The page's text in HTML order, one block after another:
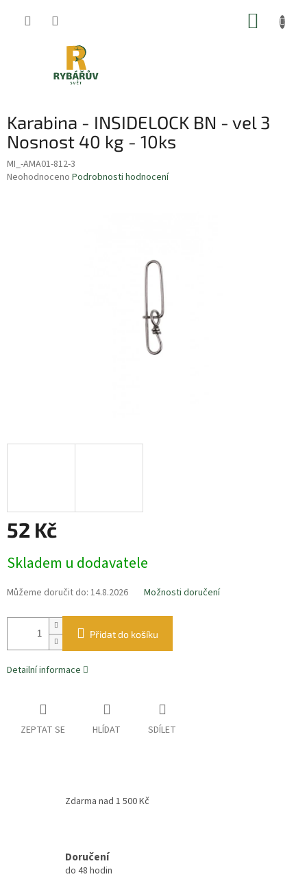
Karabina - INSIDELOCK BN - vel 3
Nosnost 40 kg - 10ks
MI_-AMA01-812-3
Průměrné
Neohodnoceno Podrobnosti hodnocení
52 Kč
cena:
Skladem u dodavatele
Můžeme doručit do: 14.8.2026 Možnosti doručení
Přidat do košíku
Detailní informace
ZEPTAT SE HLÍDAT SDÍLET
Zdarma nad 1 500 Kč
Doručení
do 48 hodin